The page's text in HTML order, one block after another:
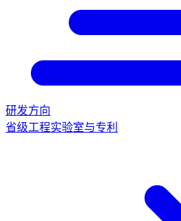
研发方向
省级工程实验室与专利